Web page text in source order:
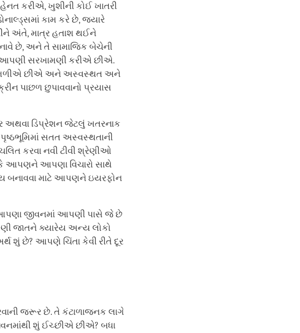
કરીએ, ખુશીની કોઈ ખાતરી
કામ કરે છે, જ્યારે
અંતે, માત્ર હતાશ થઈને
છે, અને તે સામાજિક બેચેની
સરખામણી કરીએ છીએ.
છીએ અને અસ્વસ્થત અને
પાછળ છુપાવવાનો પ્રયાસ
ડિપ્રેશન જેટલું ખતરનાક
સતત અસ્વસ્થતાની
કરવા નવી ટીવી શ્રેણીઓ
આપણને આપણા વિચારો સાથે
માટે આપણને ઇયરફોન
જીવનમાં આપણી પાસે જે છે
જાતને ક્યારેય અન્ય લોકો
શું છે? આપણે ચિંતા કેવી રીતે દૂર
જરૂર છે. તે કંટાળાજનક લાગે
શું ઈચ્છીએ છીએ? બધા